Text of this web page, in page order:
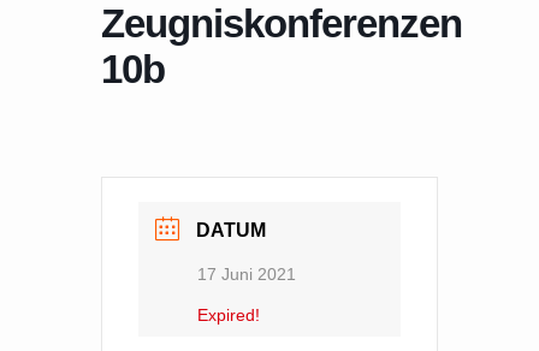
Zeugniskonferenzen
10b
DATUM
17 Juni 2021
Expired!